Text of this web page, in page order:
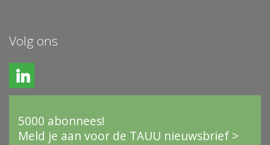
Volg ons
5000 abonnees!
Meld je aan voor de TAUU nieuwsbrief >